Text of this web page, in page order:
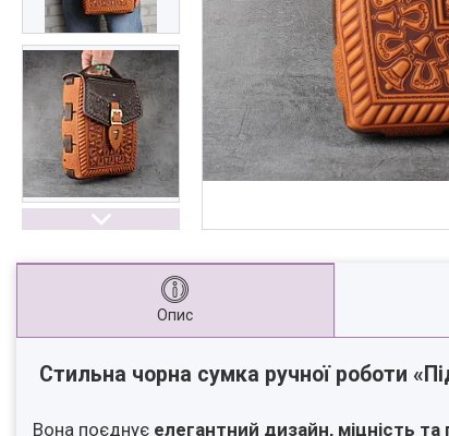
Опис
Стильна чорна сумка ручної роботи
Вона поєднує елегантний дизайн, міцність та